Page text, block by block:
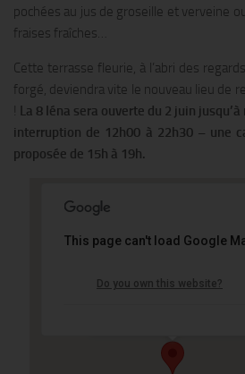
pochées au jus de groseille et verveine
fraises fraîches…
Cette terrasse fleurie, à l’abri des
forgé, deviendra vite le nouveau lieu de
La 8 Iéna sera ouverte du 2 juin
interruption de 12h00 à 22h30 – une
proposée de 15h à 19h.
This page can't load Google
Do you own this website?